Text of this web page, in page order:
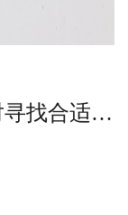
从优雅到有趣：为您的派对寻找合适的精美盘子